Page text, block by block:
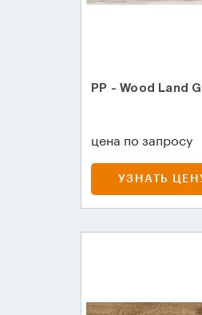
PP - Wood Land
цена по запросу
УЗНАТЬ